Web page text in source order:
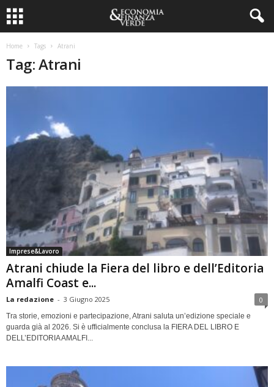
Home Tags Atrani
Tag: Atrani
Imprese&Lavoro
Atrani chiude la Fiera del libro e dell’Editoria
Amalfi Coast e...
La redazione - 3 Giugno 2025 0
Tra storie, emozioni e partecipazione, Atrani saluta un’edizione speciale e
guarda già al 2026. Si è ufficialmente conclusa la FIERA DEL LIBRO E
DELL’EDITORIA AMALFI...